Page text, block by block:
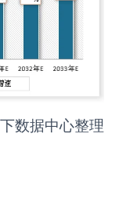
数据中心整理